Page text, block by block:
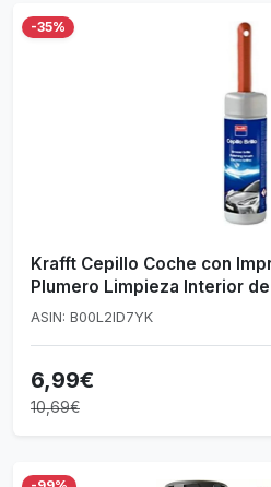
-35%
Krafft Cepillo Coche con
Plumero Limpieza Interior
Antiestático - 160 gr
ASIN: B00L2ID7YK
6,99€
10,69€